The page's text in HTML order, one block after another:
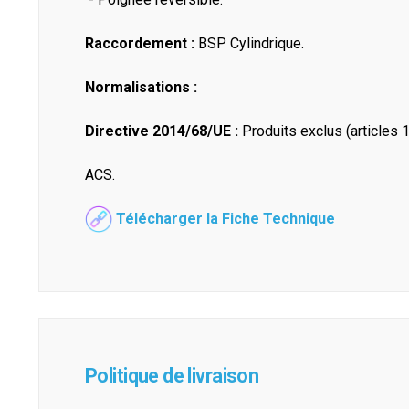
Raccordement : BSP Cylindrique.
Normalisations :
Directive 2014/68/UE : Produits exclus (articles
ACS.
Télécharger la Fiche Technique
Politique de livraison